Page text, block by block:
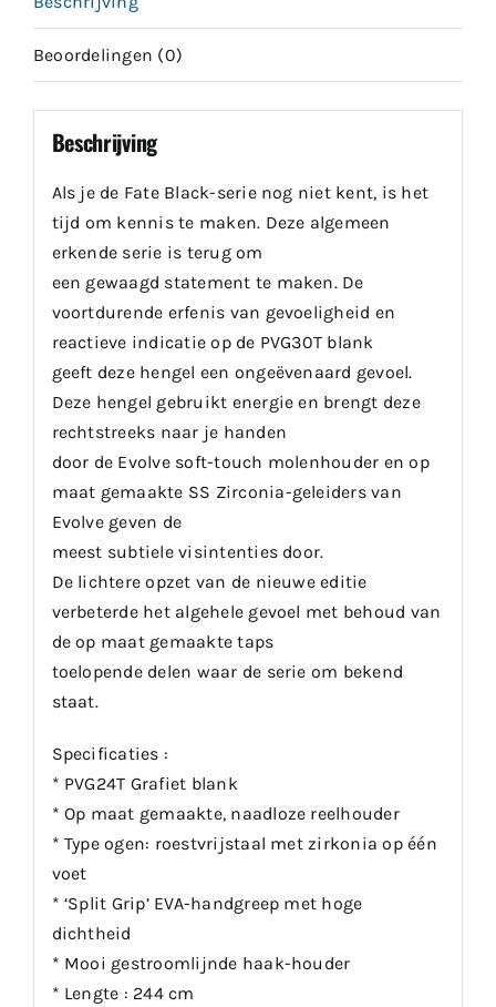
Beoordelingen (0)
Beschrijving
Als je de Fate Black-serie nog niet kent, is het
tijd om kennis te maken. Deze algemeen
erkende serie is terug om
een gewaagd statement te maken. De
voortdurende erfenis van gevoeligheid en
reactieve indicatie op de PVG30T blank
geeft deze hengel een ongeëvenaard gevoel.
Deze hengel gebruikt energie en brengt deze
rechtstreeks naar je handen
door de Evolve soft-touch molenhouder en op
maat gemaakte SS Zirconia-geleiders van
Evolve geven de
meest subtiele visintenties door.
De lichtere opzet van de nieuwe editie
verbeterde het algehele gevoel met behoud van
de op maat gemaakte taps
toelopende delen waar de serie om bekend
staat.
Specificaties :
* PVG24T Grafiet blank
* Op maat gemaakte, naadloze reelhouder
* Type ogen: roestvrijstaal met zirkonia op één
voet
* ‘Split Grip’ EVA-handgreep met hoge
dichtheid
* Mooi gestroomlijnde haak-houder
* Lengte : 244 cm